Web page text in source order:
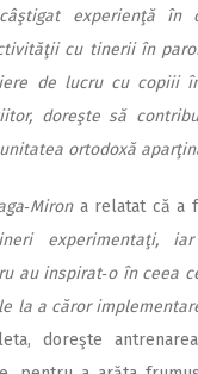
experienţă în
cu tinerii în
de lucru cu copiii
doreşte să
orto­doxă
a relatat că a
expe­rimentaţi,
au inspirat‑o în ceea
la a căror
doreşte